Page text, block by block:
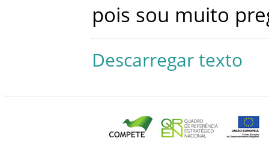
pois sou muito
Descarregar texto